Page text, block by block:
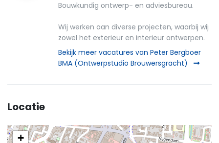
Bouwkundig ontwerp- en adviesbureau.
Wij werken aan diverse projecten, waarbij wij
zowel het exterieur en interieur ontwerpen.
Bekijk meer vacatures van Peter Bergboer
BMA (Ontwerpstudio Brouwersgracht)
Locatie
+